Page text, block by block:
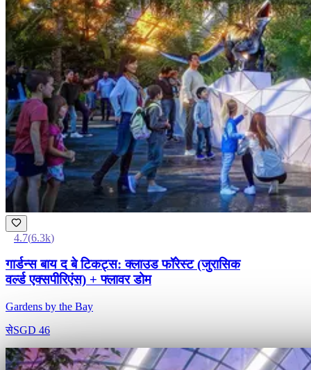
4.7(6.3k)
गार्डन्स बाय द बे टिकट्स: क्लाउड फॉरेस्ट (जुरासिक
वर्ल्ड एक्सपीरिएंस) + फ्लावर डोम
Gardens by the Bay
सेSGD 46